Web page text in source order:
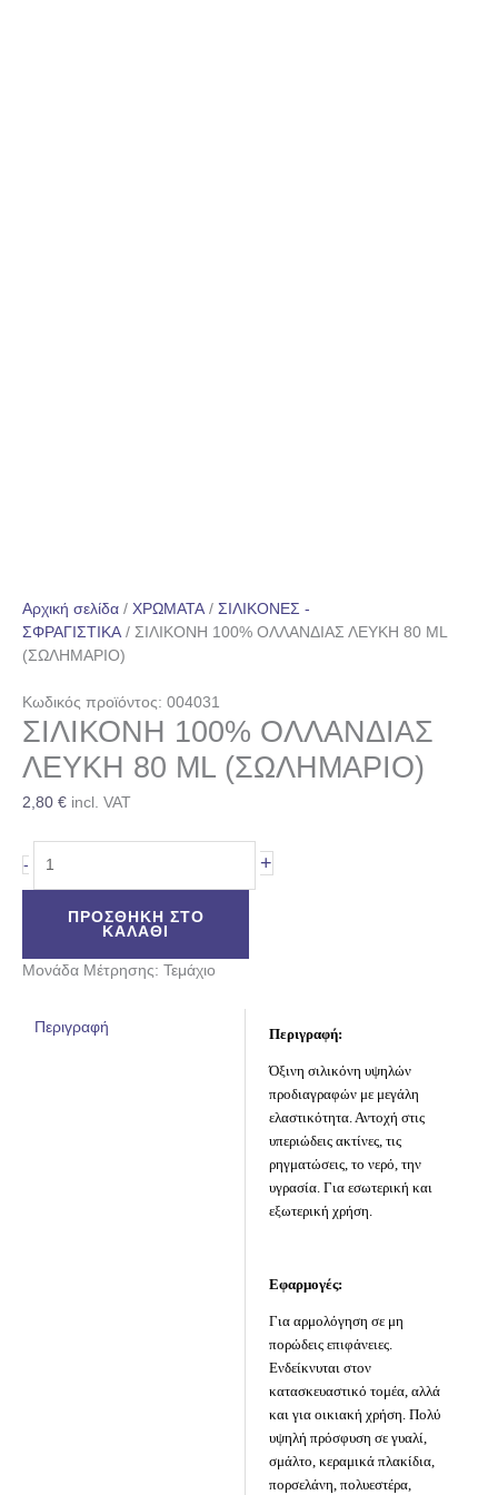
Αρχική σελίδα / ΧΡΩΜΑΤΑ / ΣΙΛΙΚΟΝΕΣ -
ΣΦΡΑΓΙΣΤΙΚΑ / ΣΙΛΙΚΟΝΗ 100% ΟΛΛΑΝΔΙΑΣ ΛΕΥΚΗ 80 ML
(ΣΩΛΗΜΑΡΙΟ)
Κωδικός προϊόντος: 004031
ΣΙΛΙΚΟΝΗ 100% ΟΛΛΑΝΔΙΑΣ
ΛΕΥΚΗ 80 ML (ΣΩΛΗΜΑΡΙΟ)
2,80 € incl. VAT
- +
ΠΡΟΣΘΉΚΗ ΣΤΟ
ΚΑΛΆΘΙ
Μονάδα Μέτρησης: Τεμάχιο
Περιγραφή Περιγραφή:
Όξινη σιλικόνη υψηλών
προδιαγραφών με μεγάλη
ελαστικότητα. Αντοχή στις
υπεριώδεις ακτίνες, τις
ρηγματώσεις, το νερό, την
υγρασία. Για εσωτερική και
εξωτερική χρήση.
Εφαρμογές:
Για αρμολόγηση σε μη
πορώδεις επιφάνειες.
Ενδείκνυται στον
κατασκευαστικό τομέα, αλλά
και για οικιακή χρήση. Πολύ
υψηλή πρόσφυση σε γυαλί,
σμάλτο, κεραμικά πλακίδια,
πορσελάνη, πολυεστέρα,